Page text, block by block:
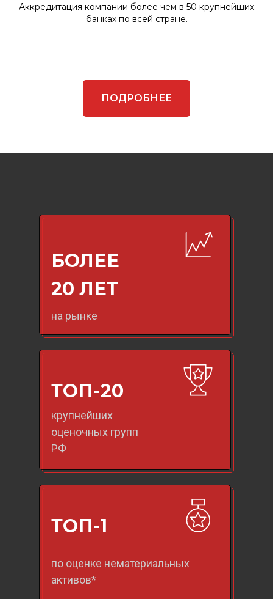
Аккредитация компании более чем в 50 крупнейших
банках по всей стране.
ПОДРОБНЕЕ
по оценке нематериальных
активов*
ТОП-1
крупнейших
оценочных групп
РФ
ТОП-20
на рынке
БОЛЕЕ
20 ЛЕТ